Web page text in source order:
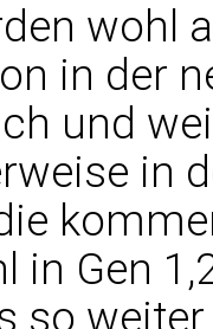
wohl
in der
und
in
in Gen
so